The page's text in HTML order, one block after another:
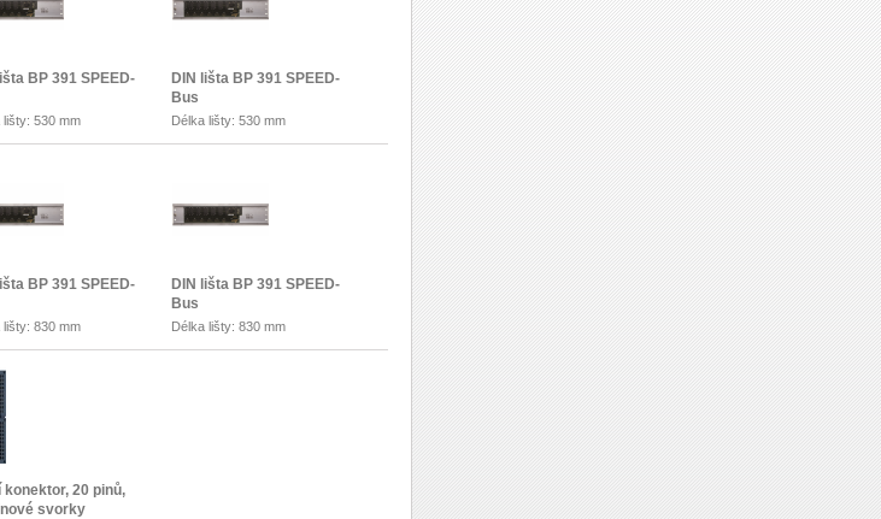
BP 391 SPEED-
lišty: 530 mm
DIN lišta BP 391 SPEED-
Bus
Délka lišty: 530 mm
BP 391 SPEED-
lišty: 830 mm
DIN lišta BP 391 SPEED-
Bus
Délka lišty: 830 mm
konektor, 20 pinů,
svorky